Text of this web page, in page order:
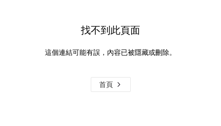
找不到此頁面
這個連結可能有誤，內容已被隱藏或刪除。
首頁